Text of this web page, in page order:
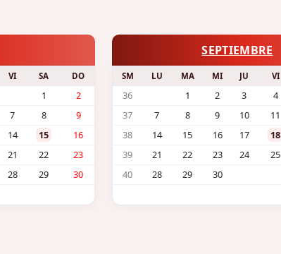
VI SA DO
1
2
7 8
9
14 15
16
21 22
23
28 29
30
SEPTIEMBRE
SM LU MA MI JU VI
36 1 2 3 4
37
7 8 9 10 11
38
14 15 16 17 18
39
21 22 23 24 25
40
28 29 30